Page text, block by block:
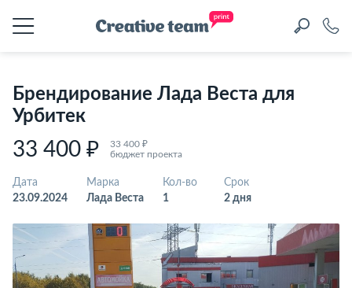
Брендирование Лада Веста для
Урбитек
33 400 ₽
33 400 ₽
бюджет проекта
Дата
23.09.2024
Марка
Лада Веста
Кол-во
1
Срок
2 дня